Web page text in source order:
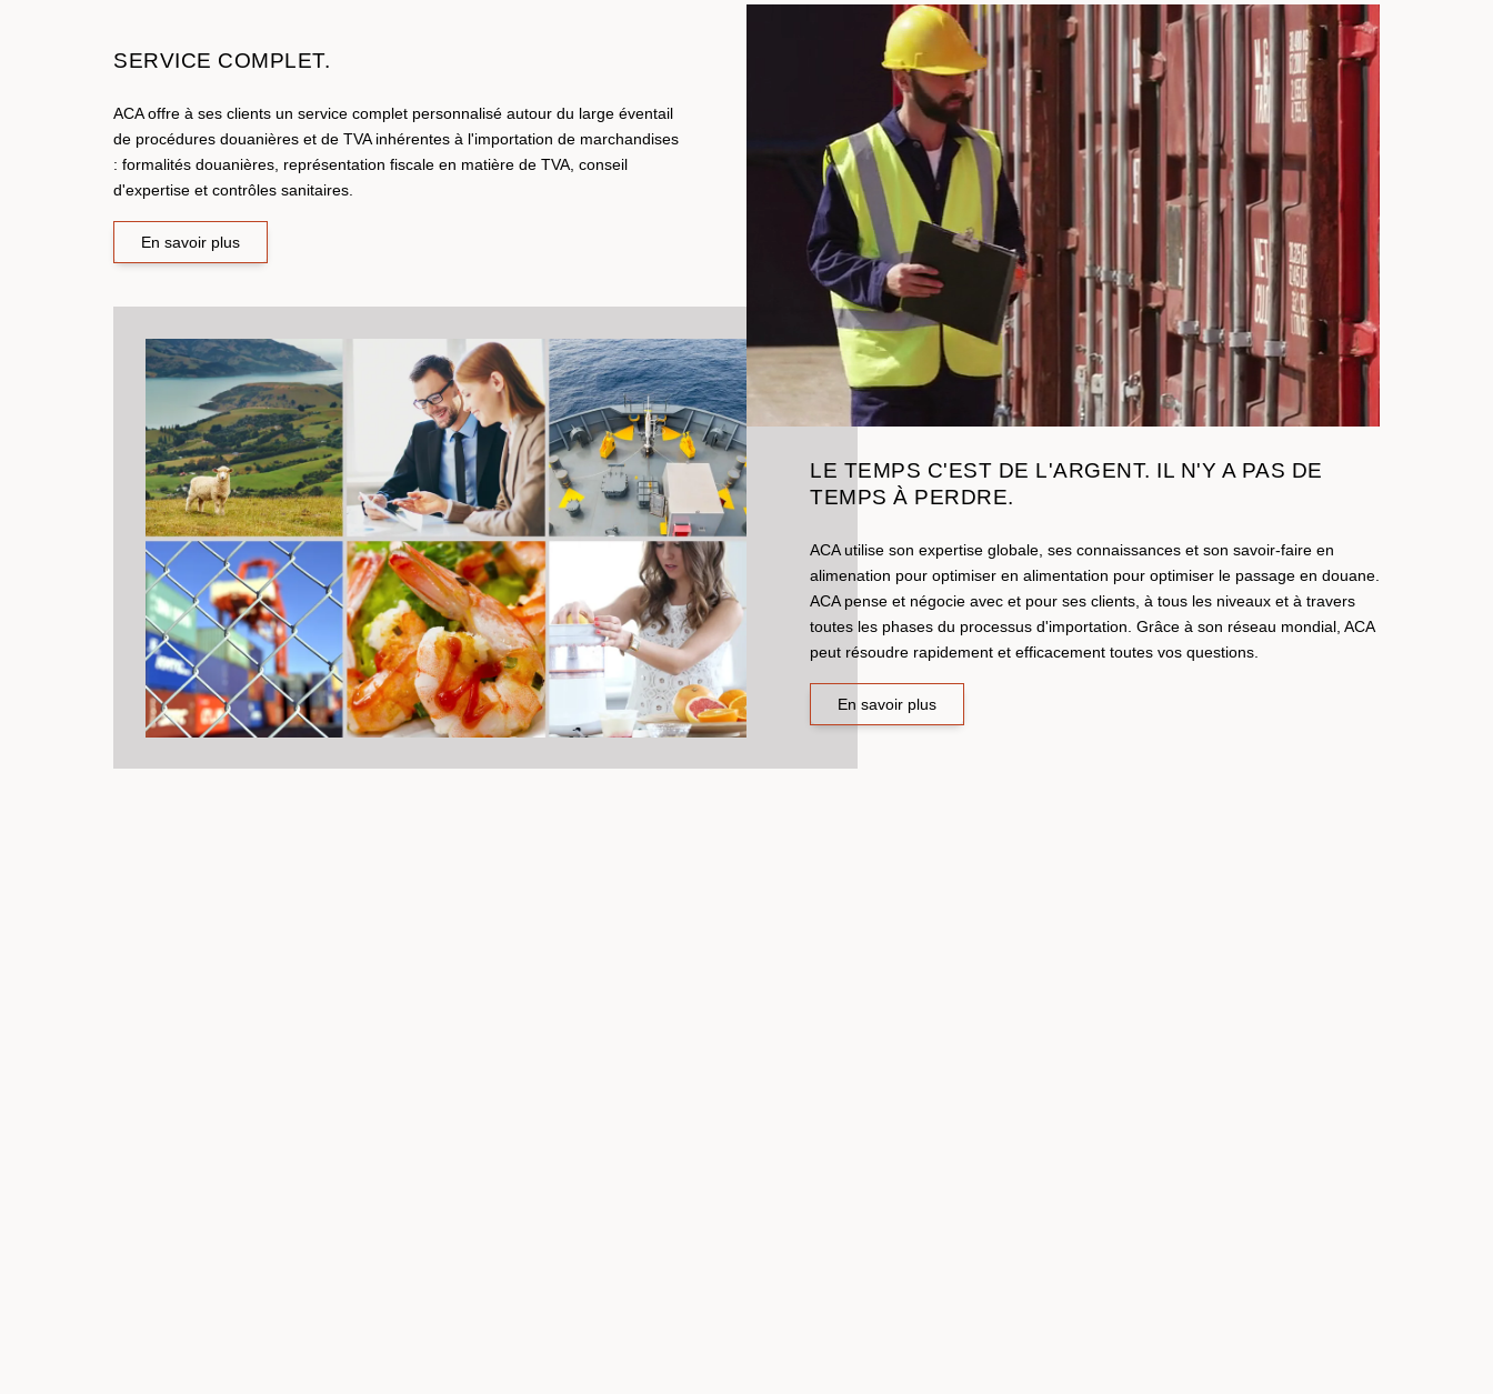
SERVICE COMPLET.
ACA offre à ses clients un service complet personnalisé autour du large éventail
de procédures douanières et de TVA inhérentes à l'importation de marchandises
: formalités douanières, représentation fiscale en matière de TVA, conseil
d'expertise et contrôles sanitaires.
En savoir plus
LE TEMPS C'EST DE L'ARGENT. IL N'Y A PAS DE
TEMPS À PERDRE.
ACA utilise son expertise globale, ses connaissances et son savoir-faire en
alimenation pour optimiser en alimentation pour optimiser le passage en douane.
ACA pense et négocie avec et pour ses clients, à tous les niveaux et à travers
toutes les phases du processus d'importation. Grâce à son réseau mondial, ACA
peut résoudre rapidement et efficacement toutes vos questions.
En savoir plus